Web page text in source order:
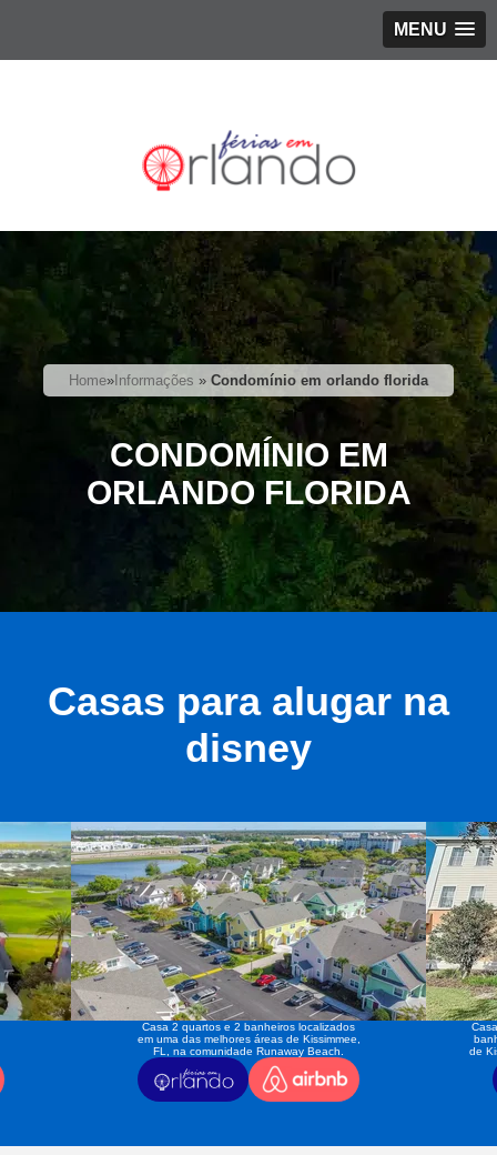
MENU
Home» Informações » Condomínio em orlando florida
CONDOMÍNIO EM
ORLANDO FLORIDA
Casas para alugar na
disney
Casa 2 quartos e 2 banheiros localizados
em uma das melhores áreas de Kissimmee,
FL, na comunidade Runaway Beach.
de